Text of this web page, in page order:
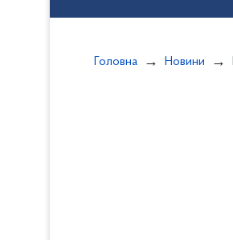
Головна Новини